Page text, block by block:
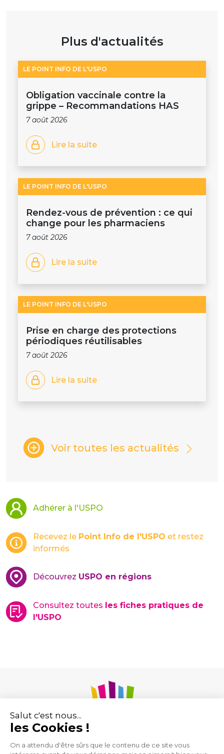
Plus d'actualités
LE POINT INFO DE L'USPO
Obligation vaccinale contre la
grippe – Recommandations HAS
7 août 2026
Lire la suite
LE POINT INFO DE L'USPO
Rendez-vous de prévention : ce qui
change pour les pharmaciens
7 août 2026
Lire la suite
LE POINT INFO DE L'USPO
Prise en charge des protections
périodiques réutilisables
7 août 2026
Lire la suite
Voir toutes les actualités
Adhérer à l'USPO
Recevez le Point Info de l'USPO et restez
informés
Découvrez USPO en régions
Consultez toutes les fiches pratiques de
l'USPO
Union des Syndicats de Pharmaciens d’Officine